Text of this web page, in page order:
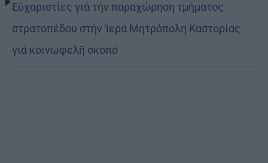
Εὐχαριστίες γιά τήν παραχώρηση τμήματος
στρατοπέδου στήν Ἱερά Μητρόπολη Καστορίας
γιά κοινωφελῆ σκοπό